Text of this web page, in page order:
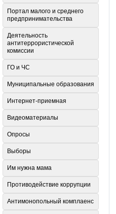
Портал малого и среднего
предпринимательства
Деятельность
антитеррористической
комиссии
ГО и ЧС
Муниципальные образования
Интернет-приемная
Видеоматериалы
Опросы
Выборы
Им нужна мама
Противодействие коррупции
Антимонопольный комплаенс